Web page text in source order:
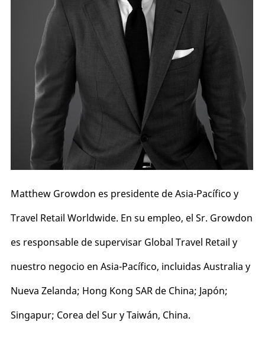
Matthew Growdon es presidente de Asia-Pacífico y
Travel Retail Worldwide. En su empleo, el Sr. Growdon
es responsable de supervisar Global Travel Retail y
nuestro negocio en Asia-Pacífico, incluidas Australia y
Nueva Zelanda; Hong Kong SAR de China; Japón;
Singapur; Corea del Sur y Taiwán, China.